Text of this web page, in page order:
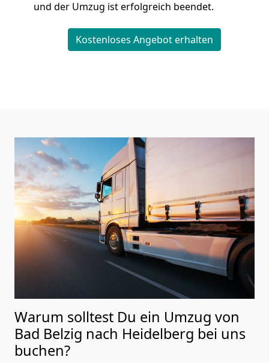
und der Umzug ist erfolgreich beendet.
Kostenloses Angebot erhalten
Warum solltest Du ein Umzug von
Bad Belzig nach Heidelberg bei uns
buchen?